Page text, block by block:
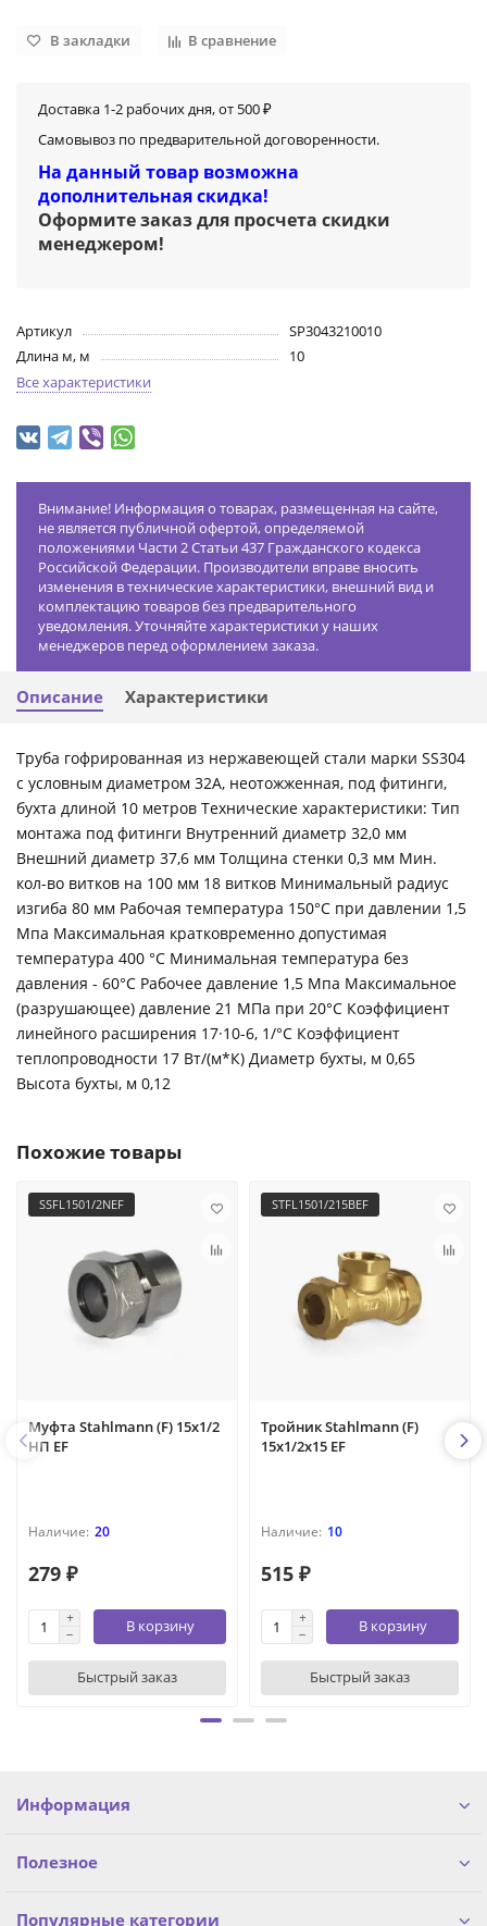
В закладки В сравнение
Доставка 1-2 рабочих дня, от 500 ₽
Самовывоз по предварительной договоренности.
На данный товар возможна
дополнительная скидка!
Оформите заказ для просчета скидки
менеджером!
Артикул
SP3043210010
Длина м, м
10
Все характеристики
Внимание! Информация о товарах, размещенная на сайте,
не является публичной офертой, определяемой
положениями Части 2 Статьи 437 Гражданского кодекса
Российской Федерации. Производители вправе вносить
изменения в технические характеристики, внешний вид и
комплектацию товаров без предварительного
уведомления. Уточняйте характеристики у наших
менеджеров перед оформлением заказа.
Описание Характеристики
Труба гофрированная из нержавеющей стали марки SS304
с условным диаметром 32А, неотожженная, под фитинги,
бухта длиной 10 метров Технические характеристики: Тип
монтажа под фитинги Внутренний диаметр 32,0 мм
Внешний диаметр 37,6 мм Толщина стенки 0,3 мм Мин.
кол-во витков на 100 мм 18 витков Минимальный радиус
изгиба 80 мм Рабочая температура 150°С при давлении 1,5
Мпа Максимальная кратковременно допустимая
температура 400 °С Минимальная температура без
давления - 60°С Рабочее давление 1,5 Мпа Максимальное
(разрушающее) давление 21 МПа при 20°С Коэффициент
линейного расширения 17·10-6, 1/°С Коэффициент
теплопроводности 17 Вт/(м*К) Диаметр бухты, м 0,65
Высота бухты, м 0,12
Похожие товары
SSFL1501/2NEF
Муфта Stahlmann (F) 15х1/2
НП EF
20
279 ₽
В корзину
Быстрый заказ
STFL1501/215BEF
Тройник Stahlmann (F)
15х1/2х15 EF
10
515 ₽
В корзину
Быстрый заказ
Информация
Полезное
Популярные категории